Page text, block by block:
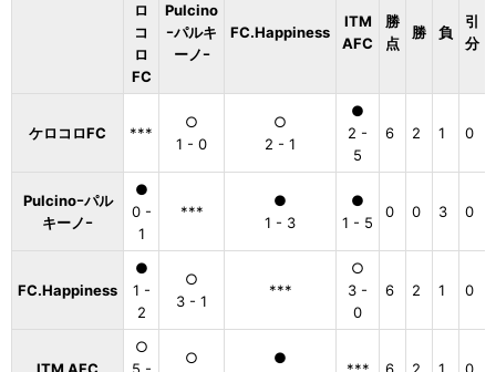
ロ
コ
ロ
FC
Pulcino
ｰパルキ
ーノｰ
FC.Happiness
ITM
AFC
勝
点
勝 負
引
分
ケロコロFC ***
○
1 - 0
○
2 - 1
●
2 -
5
6 2 1 0
Pulcinoｰパル
キーノｰ
●
0 -
1
***
●
1 - 3
●
1 - 5
0 0 3 0
FC.Happiness
●
1 -
2
○
3 - 1
***
○
3 -
0
6 2 1 0
○
○
●